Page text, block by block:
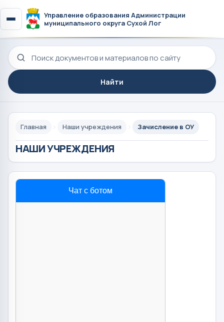
Управление образования Администрации
муниципального округа Сухой Лог
Поиск по сайту
Найти
Главная Наши учреждения Зачисление в ОУ
НАШИ УЧРЕЖДЕНИЯ
Чат с ботом